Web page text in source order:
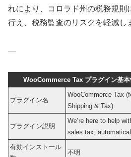
れにより、コロラド州の税務規則
行え、税務監査のリスクを軽減し
—
WooCommerce Tax プラグイン基本
プラグイン名
WooCommerce Tax
Shipping & Tax)
プラグイン説明
We’re here to help
sales tax,
有効インストール
不明